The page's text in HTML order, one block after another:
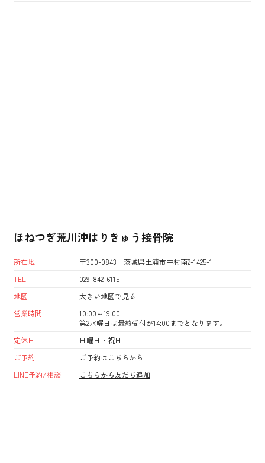
ほねつぎ荒川沖はりきゅう接骨院
所在地
〒300-0843 茨城県土浦市中村南2-1425-1
TEL
029-842-6115
地図
大きい地図で見る
営業時間
10:00～19:00
第2水曜日は最終受付が14:00までとなります。
定休日
日曜日・祝日
ご予約
ご予約はこちらから
LINE予約/相談
こちらから友だち追加